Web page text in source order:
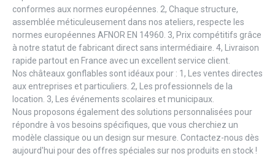
conformes aux normes européennes. 2, Chaque structure,
assemblée méticuleusement dans nos ateliers, respecte les
normes européennes AFNOR EN 14960. 3, Prix compétitifs grâce
à notre statut de fabricant direct sans intermédiaire. 4, Livraison
rapide partout en France avec un excellent service client.
Nos châteaux gonflables sont idéaux pour : 1, Les ventes directes
aux entreprises et particuliers. 2, Les professionnels de la
location. 3, Les événements scolaires et municipaux.
Nous proposons également des solutions personnalisées pour
répondre à vos besoins spécifiques, que vous cherchiez un
modèle classique ou un design sur mesure. Contactez-nous dès
aujourd'hui pour des offres spéciales sur nos produits en stock !